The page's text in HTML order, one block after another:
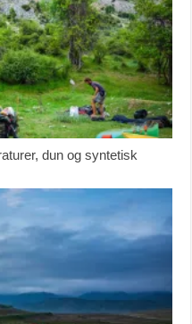
dun og syntetisk